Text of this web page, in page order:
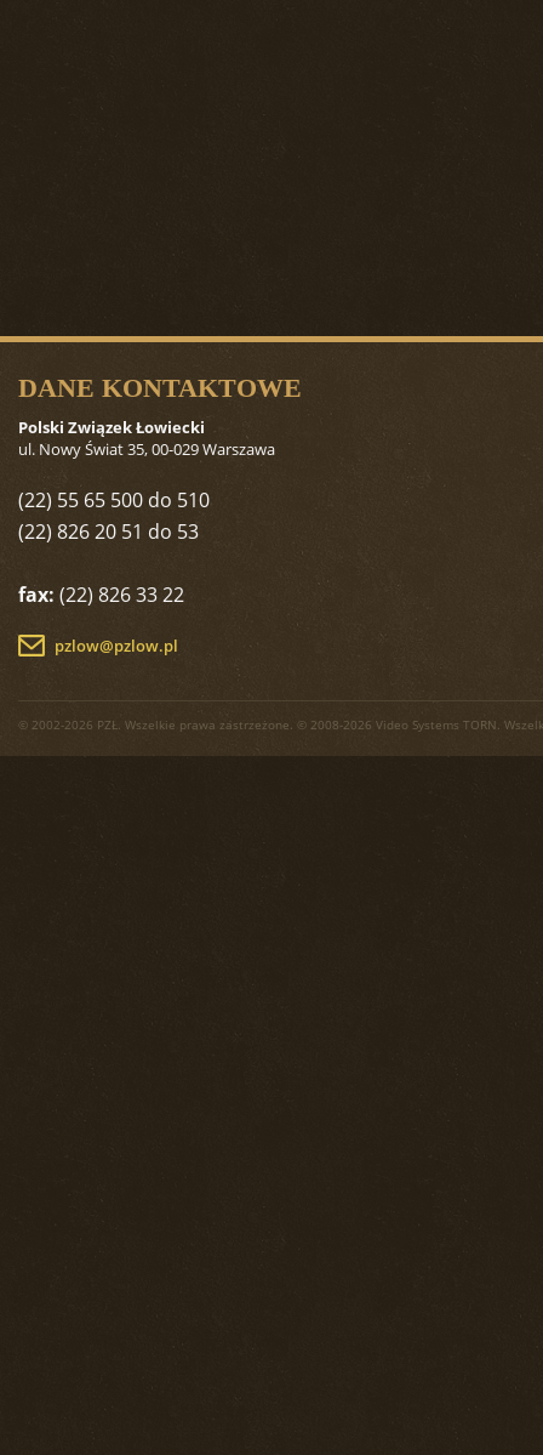
DANE KONTAKTOWE
Polski Związek Łowiecki
ul. Nowy Świat 35, 00-029 Warszawa
(22) 55 65 500 do 510
(22) 826 20 51 do 53
fax: (22) 826 33 22
pzlow@pzlow.pl
© 2002-2026 PZŁ. Wszelkie prawa zastrzeżone. © 2008-2026 Video Systems TORN.